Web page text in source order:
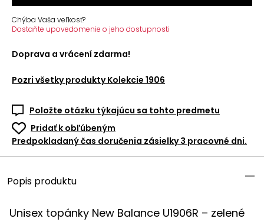
Chýba Vaša veľkosť?
Dostaňte upovedomenie o jeho dostupnosti
Doprava a vrácení zdarma!
Pozri všetky produkty Kolekcie 1906
Položte otázku týkajúcu sa tohto predmetu
Pridať k obľúbeným
Predpokladaný čas doručenia zásielky 3 pracovné dni.
Popis produktu
Unisex topánky New Balance U1906R – zelené